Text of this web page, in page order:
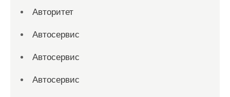
Авторитет
Автосервис
Автосервис
Автосервис